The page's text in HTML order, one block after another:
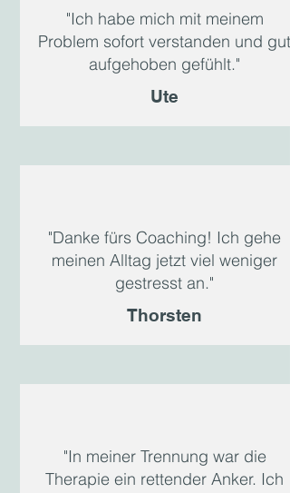
"Ich habe mich mit meinem
Problem sofort verstanden und gut
aufgehoben gefühlt."
Ute
"Danke fürs Coaching! Ich gehe
meinen Alltag jetzt viel weniger
gestresst an."
Thorsten
"In meiner Trennung war die
Therapie ein rettender Anker. Ich